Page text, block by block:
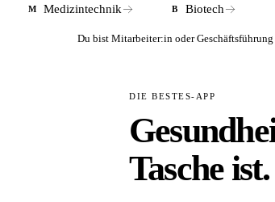
M Medizintechnik B Biotech
Du bist Mitarbeiter:in oder
DIE BESTES-APP
Tasche ist.